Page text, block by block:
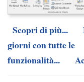
Scopri di più...
giorni con tutte le
funzionalità...